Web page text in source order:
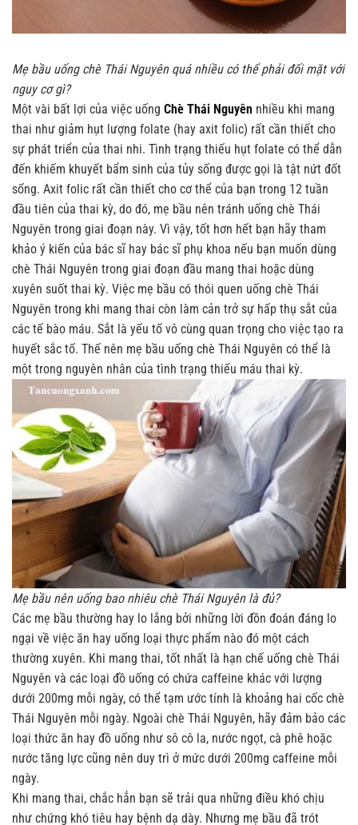
Mẹ bầu uống chè Thái Nguyên quá nhiều có thể phải đối mặt với
nguy cơ gì?
Một vài bất lợi của việc uống Chè Thái Nguyên nhiều khi mang
thai như giảm hụt lượng folate (hay axit folic) rất cần thiết cho
sự phát triển của thai nhi. Tình trạng thiếu hụt folate có thể dẫn
đến khiếm khuyết bẩm sinh của tủy sống được gọi là tật nứt đốt
sống. Axit folic rất cần thiết cho cơ thể của bạn trong 12 tuần
đầu tiên của thai kỳ, do đó, mẹ bầu nên tránh uống chè Thái
Nguyên trong giai đoạn này. Vì vậy, tốt hơn hết bạn hãy tham
khảo ý kiến của bác sĩ hay bác sĩ phụ khoa nếu bạn muốn dùng
chè Thái Nguyên trong giai đoạn đầu mang thai hoặc dùng
xuyên suốt thai kỳ. Việc mẹ bầu có thói quen uống chè Thái
Nguyên trong khi mang thai còn làm cản trở sự hấp thụ sắt của
các tế bào máu. Sắt là yếu tố vô cùng quan trọng cho việc tạo ra
huyết sắc tố. Thế nên mẹ bầu uống chè Thái Nguyên có thể là
một trong nguyên nhân của tình trạng thiếu máu thai kỳ.
Mẹ bầu nên uống bao nhiêu chè Thái Nguyên là đủ?
Các mẹ bầu thường hay lo lắng bởi những lời đồn đoán đáng lo
ngại về việc ăn hay uống loại thực phẩm nào đó một cách
thường xuyên. Khi mang thai, tốt nhất là hạn chế uống chè Thái
Nguyên và các loại đồ uống có chứa caffeine khác với lượng
dưới 200mg mỗi ngày, có thể tạm ước tính là khoảng hai cốc chè
Thái Nguyên mỗi ngày. Ngoài chè Thái Nguyên, hãy đảm bảo các
loại thức ăn hay đồ uống như sô cô la, nước ngọt, cà phê hoặc
nước tăng lực cũng nên duy trì ở mức dưới 200mg caffeine mỗi
ngày.
Khi mang thai, chắc hẳn bạn sẽ trải qua những điều khó chịu
như chứng khó tiêu hay bệnh dạ dày. Nhưng mẹ bầu đã trót